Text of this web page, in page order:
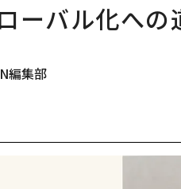
ーバル化への
編集部